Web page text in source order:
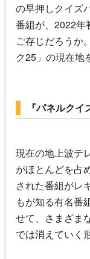
の早押しクイズ
番組が、2022年
ご存じだろうか
ク25」の現在地
『パネルク
現在の地上波テ
がほとんどを占
された番組がレ
もが知る有名番
せて、さまざま
では消えていく